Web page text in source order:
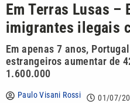
Em Terras Lusas –
imigrantes ilegais
Em apenas 7 anos,
estrangeiros aumentar de
1.600.000
Paulo Visani Rossi 01/07/